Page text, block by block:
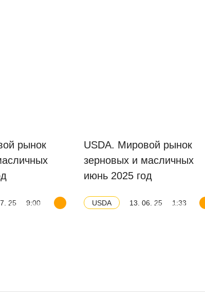
рынок
25 9:00
Скачать баланс
USDA. Мировой рынок
зерновых и масличных
июнь 2025 год
USDA 13. 06. 25 1:33
Скачать баланс